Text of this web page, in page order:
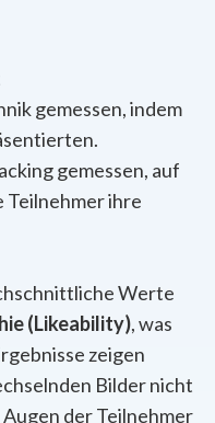
gemessen, indem
gemessen, auf
Teilnehmer ihre
Werte
(Likeability), was
zeigen
Bilder nicht
der Teilnehmer